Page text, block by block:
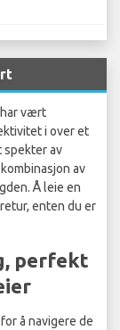
har vært
i over et
spekter av
av
Å leie en
enten du er
perfekt
å navigere de